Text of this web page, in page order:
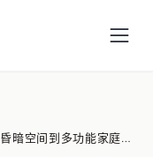
暗空间到多功能家庭影